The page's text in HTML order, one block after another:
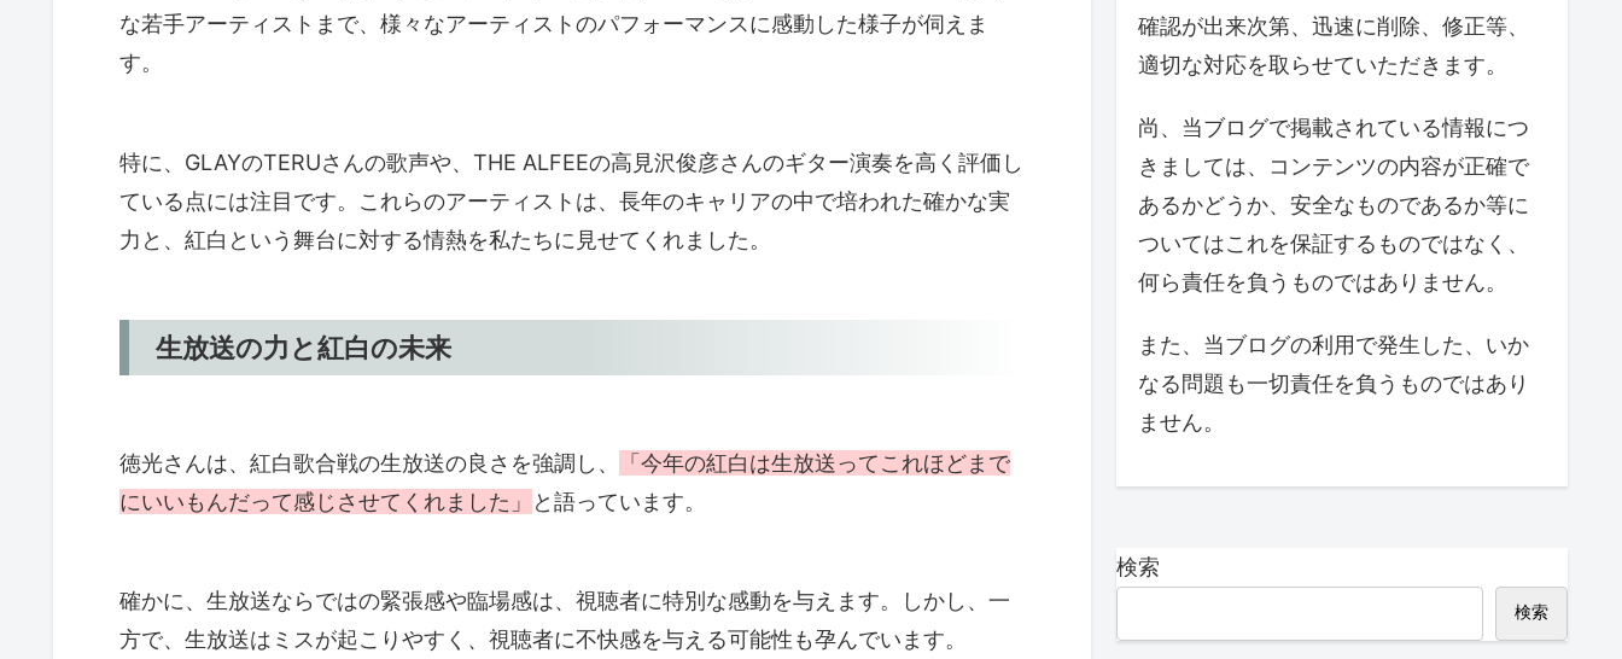
な若手アーティストまで、様々なアーティストのパフォーマンスに感動した様子が伺えま
す。
特に、GLAYのTERUさんの歌声や、THE ALFEEの高見沢俊彦さんのギター演奏を高く評価し
ている点には注目です。これらのアーティストは、長年のキャリアの中で培われた確かな実
力と、紅白という舞台に対する情熱を私たちに見せてくれました。
生放送の力と紅白の未来
徳光さんは、紅白歌合戦の生放送の良さを強調し、
「今年の紅白は生放送ってこれほどまで
にいいもんだって感じさせてくれました」
と語っています。
確かに、生放送ならではの緊張感や臨場感は、視聴者に特別な感動を与えます。しかし、一
方で、生放送はミスが起こりやすく、視聴者に不快感を与える可能性も孕んでいます。
確認が出来次第、迅速に削除、修正等、
適切な対応を取らせていただきます。
尚、当ブログで掲載されている情報につ
きましては、コンテンツの内容が正確で
あるかどうか、安全なものであるか等に
ついてはこれを保証するものではなく、
何ら責任を負うものではありません。
また、当ブログの利用で発生した、いか
なる問題も一切責任を負うものではあり
ません。
検索
検索